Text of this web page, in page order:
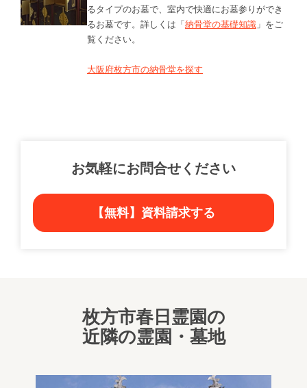
るタイプのお墓で、室内で快適にお墓参りができ
るお墓です。詳しくは「納骨堂の基礎知識 」をご
覧ください。
大阪府枚方市の納骨堂を探す
お気軽にお問合せください
【無料】資料請求する
枚方市春日霊園の
近隣の霊園・墓地